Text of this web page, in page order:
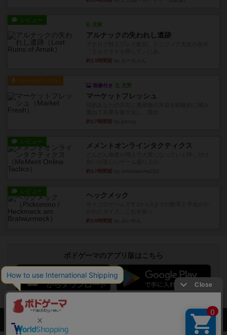
レビュー
充実
アルナックの失われし遺跡
約13時間前
ルール/インスト
画像付き 充実
マーケットフレッシュ
約17時間前
レビュー メメントオンラインタクティクス
約17時間前
レビュー ヘックメック
約19時間前
ボドゲーマのアプリ版はこちら